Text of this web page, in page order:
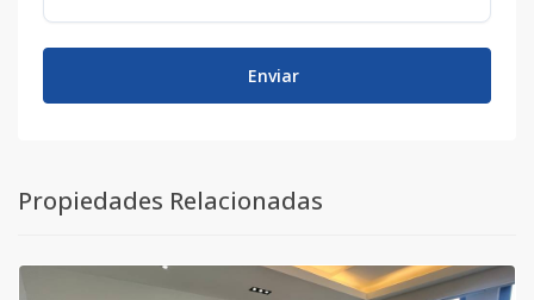
Enviar
Propiedades Relacionadas